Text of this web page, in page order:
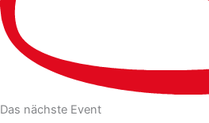
Das nächste Event